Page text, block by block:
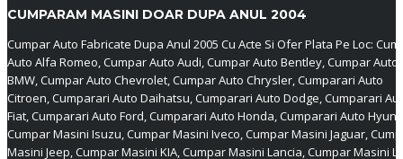
CUMPARAM MASINI DOAR DUPA ANUL 2004
Cumpar Auto Fabricate Dupa Anul 2005 Cu Acte Si Ofer Plata Pe Loc:
Auto Alfa Romeo, Cumpar Auto Audi, Cumpar Auto Bentley, Cumpar Auto
BMW, Cumpar Auto Chevrolet, Cumpar Auto Chrysler, Cumparari Auto
Citroen, Cumparari Auto Daihatsu, Cumparari Auto Dodge, Cumparari
Fiat, Cumparari Auto Ford, Cumparari Auto Honda, Cumparari Auto
Cumpar Masini Isuzu, Cumpar Masini Iveco, Cumpar Masini Jaguar,
Masini Jeep, Cumpar Masini KIA, Cumpar Masini Lancia, Cumpar Masini